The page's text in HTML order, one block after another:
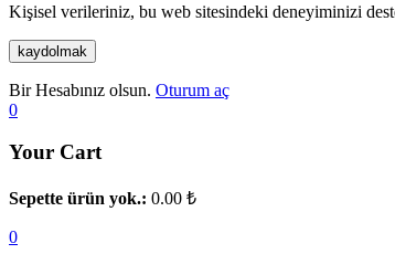
Kişisel verileriniz, bu web sitesindeki deneyiminizi
kaydolmak
Bir Hesabınız olsun. Oturum aç
0
Your Cart
Sepette ürün yok.: 0.00 ₺
0